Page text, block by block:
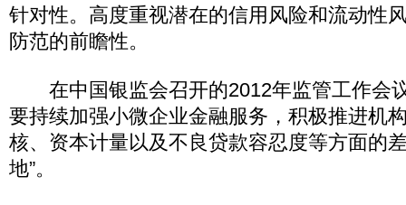
针对性。高度重视潜在的信用风险和流动性
防范的前瞻性。
在中国银监会召开的2012年监管工作会
要持续加强小微企业金融服务，积极推进机
核、资本计量以及不良贷款容忍度等方面的
地”。